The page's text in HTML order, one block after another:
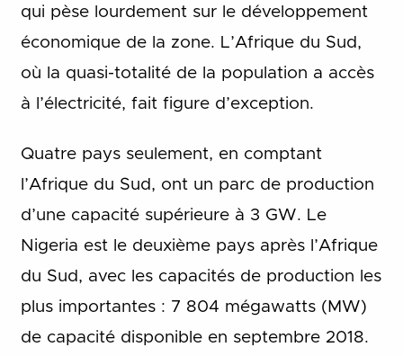
qui pèse lourdement sur le développement
économique de la zone. L’Afrique du Sud,
où la quasi-totalité de la population a accès
à l’électricité, fait figure d’exception.
Quatre pays seulement, en comptant
l’Afrique du Sud, ont un parc de production
d’une capacité supérieure à 3 GW. Le
Nigeria est le deuxième pays après l’Afrique
du Sud, avec les capacités de production les
plus importantes : 7 804 mégawatts (MW)
de capacité disponible en septembre 2018.